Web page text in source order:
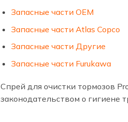
Запасные части OEM
Запасные части Atlas Copco
Запасные части Другие
Запасные части Furukawa
Спрей для очистки тормозов
законодательством о гигиене